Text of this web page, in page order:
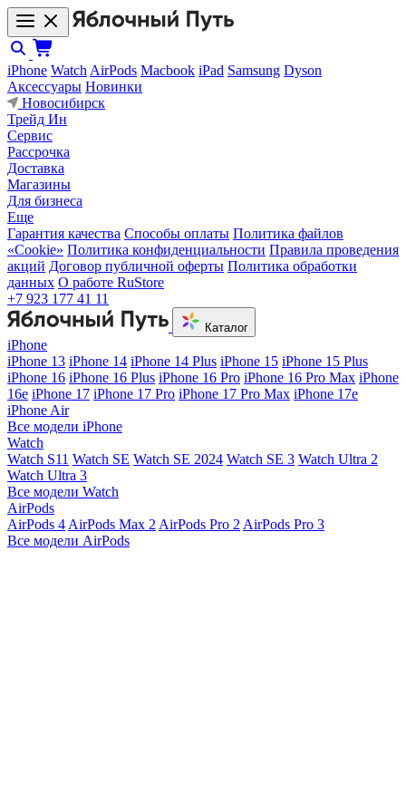
iPhone Watch AirPods Macbook iPad Samsung Dyson
Аксессуары Новинки
Новосибирск
Трейд Ин
Сервис
Рассрочка
Доставка
Магазины
Для бизнеса
Еще
Гарантия качества Способы оплаты Политика файлов
«Cookie» Политика конфиденциальности Правила проведения
акций Договор публичной оферты Политика обработки
данных О работе RuStore
+7 923 177 41 11
Каталог
iPhone
iPhone 13 iPhone 14 iPhone 14 Plus iPhone 15 iPhone 15 Plus
iPhone 16 iPhone 16 Plus iPhone 16 Pro iPhone 16 Pro Max iPhone
16e iPhone 17 iPhone 17 Pro iPhone 17 Pro Max iPhone 17e
iPhone Air
Все модели iPhone
Watch
Watch S11 Watch SE Watch SE 2024 Watch SE 3 Watch Ultra 2
Watch Ultra 3
Все модели Watch
AirPods
AirPods 4 AirPods Max 2 AirPods Pro 2 AirPods Pro 3
Все модели AirPods